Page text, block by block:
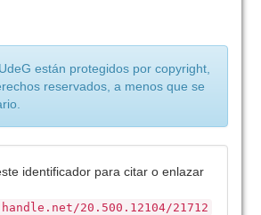
están protegidos por copyright,
reservados, a menos que se
identificador para citar o enlazar
20.500.12104/21712